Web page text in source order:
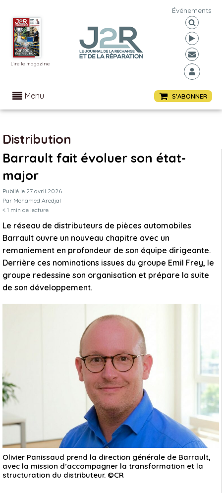
Lire le magazine
Événements
Menu S'ABONNER
Distribution
Barrault fait évoluer son état-
major
Publié le 27 avril 2026
Par Mohamed Aredjal
< 1 min de lecture
Le réseau de distributeurs de pièces automobiles
Barrault ouvre un nouveau chapitre avec un
remaniement en profondeur de son équipe dirigeante.
Derrière ces nominations issues du groupe Emil Frey, le
groupe redessine son organisation et prépare la suite
de son développement.
Olivier Panissaud prend la direction générale de Barrault,
avec la mission d’accompagner la transformation et la
structuration du distributeur. ©CR